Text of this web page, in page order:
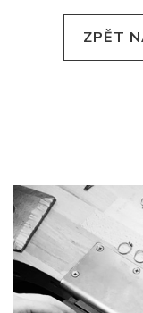
ZPĚT